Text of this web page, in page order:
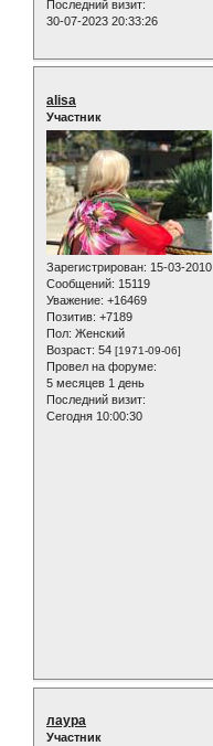
Последний визит:
30-07-2023 20:33:26
alisa
Участник
Зарегистрирован: 15-03-2010
Сообщений: 15119
Уважение: +16469
Позитив: +7189
Пол: Женский
Возраст: 54 [1971-09-06]
Провел на форуме:
5 месяцев 1 день
Последний визит:
Сегодня 10:00:30
лаура
Участник